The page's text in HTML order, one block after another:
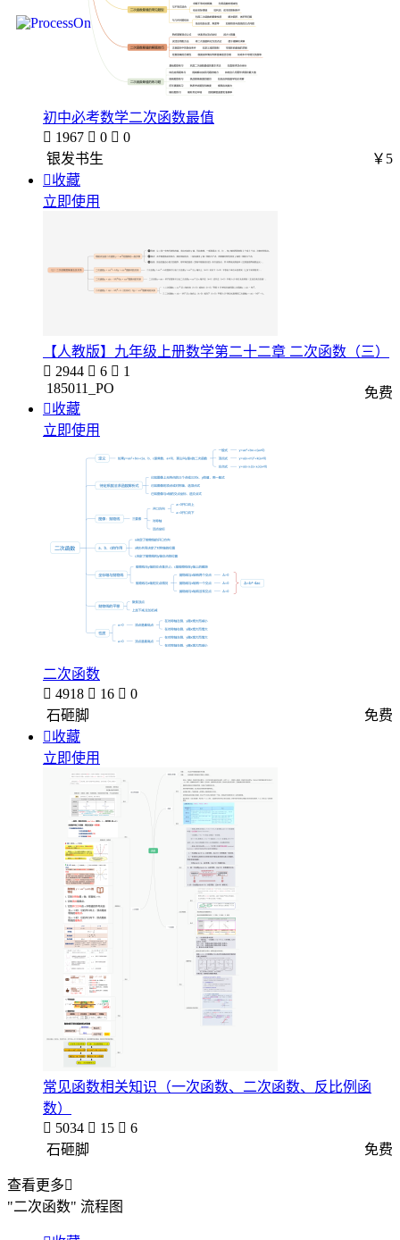
初中必考数学二次函数最值
 1967  0  0
银发书生
￥5
收藏
立即使用
【人教版】九年级上册数学第二十二章 二次函数（三）
 2944  6  1
185011_PO
免费
收藏
立即使用
二次函数
 4918  16  0
石砸脚
免费
收藏
立即使用
常见函数相关知识（一次函数、二次函数、反比例函
数）
 5034  15  6
石砸脚
免费
查看更多
"二次函数" 流程图